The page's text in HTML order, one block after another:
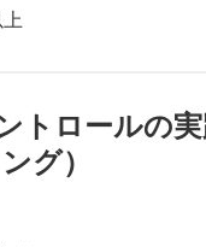
トロールの実
グ）